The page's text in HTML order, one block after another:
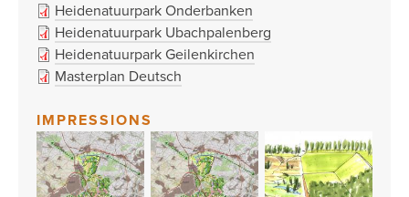
Heidenatuurpark Onderbanken
Heidenatuurpark Ubachpalenberg
Heidenatuurpark Geilenkirchen
Masterplan Deutsch
IMPRESSIONS